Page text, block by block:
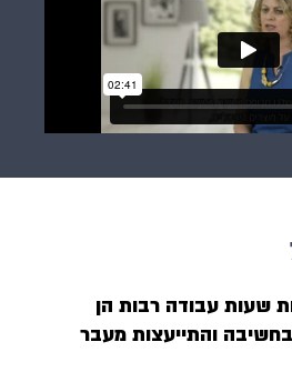
עבודה רבות הן
והתייעצות מעבר